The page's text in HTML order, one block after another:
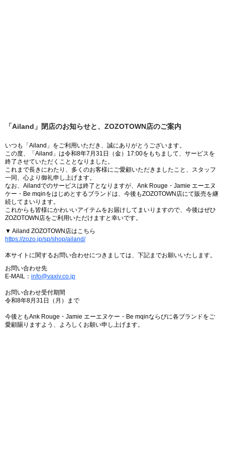
「Ailand」閉店のお知らせと、ZOZOTOWN店のご案内
いつも「Ailand」をご利用いただき、誠にありがとうございます。
この度、「Ailand」は令和8年7月31日（金）17:00をもちまして、サービスを
終了させていただくこととなりました。
これまで長きにわたり、多くのお客様にご愛顧いただきましたこと、スタッフ
一同、心より御礼申し上げます。
なお、Ailandでのサービスは終了となりますが、Ank Rouge・Jamie エーエヌ
ケー・Be mqinをはじめとするブランドは、今後もZOZOTOWN店にて販売を継
続してまいります。
これからも皆様にかわいいアイテムをお届けしてまいりますので、今後はぜひ
ZOZOTOWN店をご利用いただけますと幸いです。
▼ Ailand ZOZOTOWN店はこちら
https://zozo.jp/sp/shop/ailand/
本サイトに関するお問い合わせにつきましては、下記までお願いいたします。
お問い合わせ先
E-MAIL： info@vaxiv.co.jp
お問い合わせ受付期間
令和8年8月31日（月）まで
今後ともAnk Rouge・Jamie エーエヌケー・Be mqinならびに各ブランドをご
愛顧賜りますよう、よろしくお願い申し上げます。